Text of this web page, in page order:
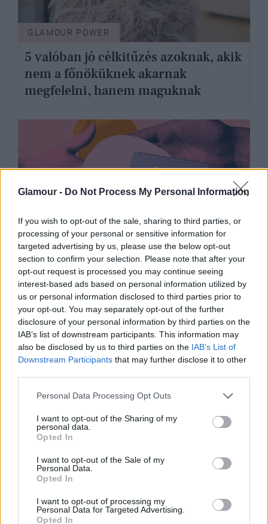
Glamour - Do Not Process My Personal Information
If you wish to opt-out of the sale, sharing to third parties, or
processing of your personal or sensitive information for
targeted advertising by us, please use the below opt-out
section to confirm your selection. Please note that after your
opt-out request is processed you may continue seeing
interest-based ads based on personal information utilized by
us or personal information disclosed to third parties prior to
your opt-out. You may separately opt-out of the further
disclosure of your personal information by third parties on the
IAB’s list of downstream participants. This information may
also be disclosed by us to third parties on the IAB’s List of
Downstream Participants that may further disclose it to other
Please note that this website/app uses one or more Google
not limited to your visit or usage behaviour. You may click to
grant or deny consent to Google and its third-party tags to
use your data for below specified purposes in below Google
consent section.
Personal Data Processing Opt Outs
I want to opt-out of the Sharing of my
personal data.
Opted In
I want to opt-out of the Sale of my
Personal Data.
Opted In
I want to opt-out of processing my
Personal Data for Targeted Advertising.
Opted In
GLAMOUR POWER
5 valóban jó célkitűzés azoknak, akik
nem a főnöküknek akarnak
megfelelni, hanem maguknak
GLAMOUR POWER
3 pszichológiai megoldás, ha végre
csúcsra akarod járatni a karriered
GLAMOUR POWER